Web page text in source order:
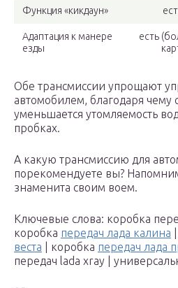
Функция «кикдаун»
Адаптация к манере
езды
есть
Обе трансмиссии упрощают
автомобилем, благодаря чему
уменьшается утомляемость
пробках.
А какую трансмиссию для
порекомендуете вы?
знаменита своим воем.
Ключевые слова: коробка
коробка передач лада калина
веста | коробка передач лада
передач lada xray |